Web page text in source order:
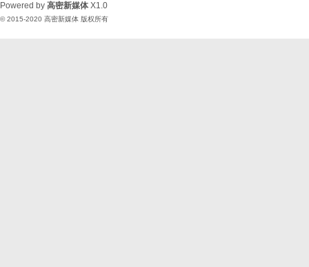
Powered by 高密新媒体 X1.0
© 2015-2020 高密新媒体 版权所有